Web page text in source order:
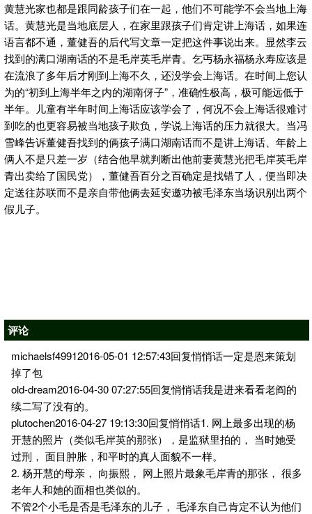
黄慧光家也都是跟同龄孩子们在一起，他们不可能学不会当地上海
话。黄慧光是当地底层人，在家里跟孩子们肯定讲上海话，如果连
语言都不通，董健吾的后代写文章一定把这件事说出来。显然李云
找到的满口湖南话的不是毛岸英毛岸青。乞丐杨永福杨永寿应该是
在流浪了多年后才刚到上海不久，还没学会上海话。在时间上您认
为的“初到上海半年之内的湖南伢子”，准确性极高，极可能远低于
半年。儿童有半年时间上海话应该学会了，何况不会上海话很难讨
到吃的也更容易被当地孩子欺负，学说上海话的压力就很大。当冯
雪峰告诉董健吾找到的俩孩子满口湖南话而不是讲上海话、年龄上
俩人不是只差一岁（结合他早就判断出他前妻黄慧光把毛岸英毛岸
青出卖给了国民党），董健吾百分之百确定是找错了人，便当即决
定送往苏联而不是亲自带他俩去延安邀功被毛泽东当场识别出两个
假儿子。
评论
michaelsf49912016-05-01 12:57:43回复悄悄话一定是恩来策划
掉了包
old-dream2016-04-30 07:27:55回复悄悄话我是进来看看老阎的
续二写了没有的。
plutochen2016-04-27 19:13:30回复悄悄话1. 网上最多出现的杨
开慧的照片（类似毛岸英的那张），是监狱里拍的， 当时她受
过刑， 面目肿胀，和平时的真人面貌不一样。
2. 杨开慧的母亲， 向振熙， 网上照片最象毛岸青的那张， 很多
老年人和她的面相也类似的。
不管2个小毛是否是毛泽东的儿子， 毛泽东自己肯定不认为他们